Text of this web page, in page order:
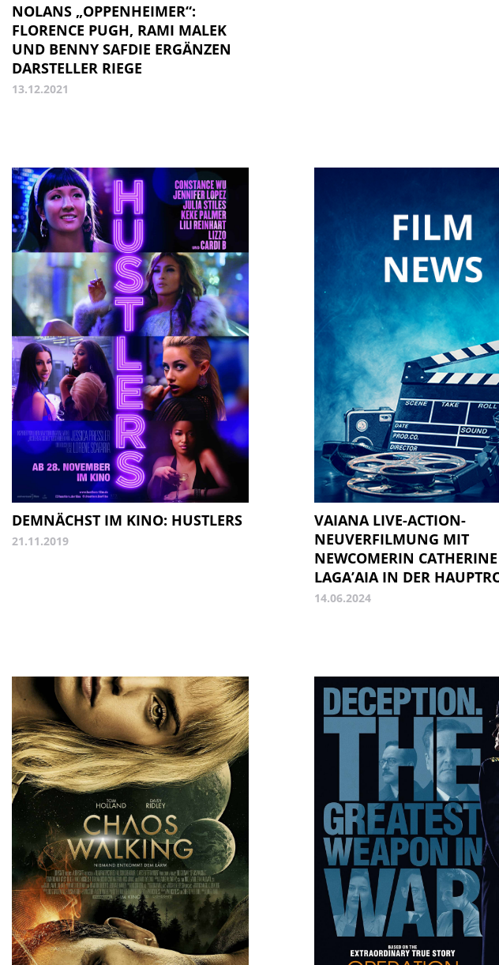
NOLANS „OPPENHEIMER“:
FLORENCE PUGH, RAMI MALEK
UND BENNY SAFDIE ERGÄNZEN
DARSTELLER RIEGE
13.12.2021
DEMNÄCHST IM KINO: HUSTLERS
21.11.2019
VAIANA LIVE-ACTION-
NEUVERFILMUNG MIT
NEWCOMERIN CATHERINE
LAGA’AIA IN DER
14.06.2024